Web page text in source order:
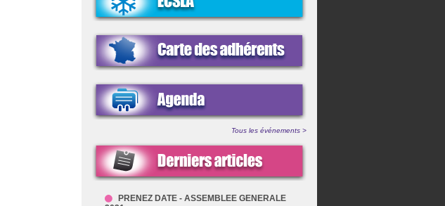
Tous les événements >
PRENEZ DATE - ASSEMBLEE GENERALE